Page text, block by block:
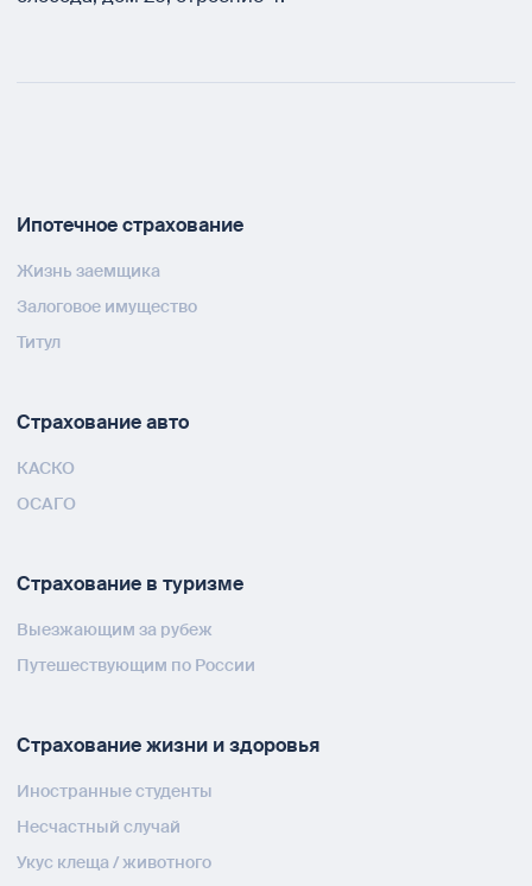
Ипотечное страхование
Жизнь заемщика
Залоговое имущество
Титул
Страхование авто
КАСКО
ОСАГО
Страхование в туризме
Выезжающим за рубеж
Путешествующим по России
Страхование жизни и здоровья
Иностранные студенты
Несчастный случай
Укус клеща / животного